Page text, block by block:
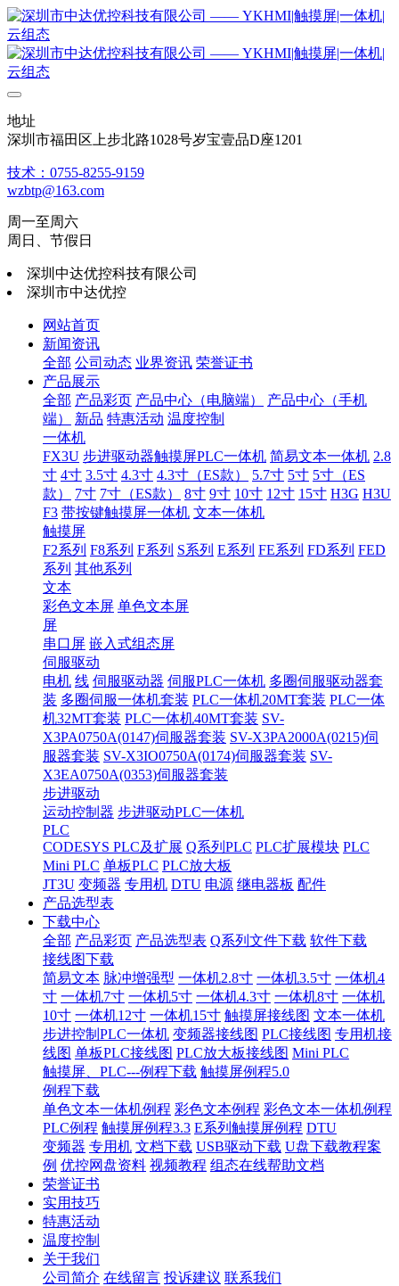
地址
深圳市福田区上步北路1028号岁宝壹品D座1201
技术：0755-8255-9159
wzbtp@163.com
周一至周六
周日、节假日
深圳中达优控科技有限公司
深圳市中达优控
网站首页
新闻资讯
全部 公司动态 业界资讯 荣誉证书
产品展示
全部 产品彩页 产品中心（电脑端）
产品中心（手机
端）
新品 特惠活动 温度控制
一体机
FX3U 步进驱动器触摸屏PLC一体机 简易文本一体机 2.8
寸 4寸 3.5寸 4.3寸 4.3寸（ES款） 5.7寸 5寸 5寸（ES
款）
7寸 7寸（ES款） 8寸 9寸 10寸 12寸 15寸 H3G H3U
F3 带按键触摸屏一体机 文本一体机
触摸屏
F2系列 F8系列 F系列 S系列 E系列 FE系列 FD系列 FED
系列 其他系列
文本
彩色文本屏 单色文本屏
屏
串口屏 嵌入式组态屏
伺服驱动
电机 线 伺服驱动器 伺服PLC一体机 多圈伺服驱动器套
装 多圈伺服一体机套装 PLC一体机20MT套装 PLC一体
机32MT套装 PLC一体机40MT套装 SV-
X3PA0750A(0147)伺服器套装 SV-X3PA2000A(0215)伺
服器套装 SV-X3IO0750A(0174)伺服器套装 SV-
X3EA0750A(0353)伺服器套装
步进驱动
运动控制器 步进驱动PLC一体机
PLC
CODESYS PLC及扩展 Q系列PLC PLC扩展模块 PLC
Mini PLC 单板PLC PLC放大板
JT3U 变频器 专用机 DTU 电源 继电器板 配件
产品选型表
下载中心
全部 产品彩页 产品选型表 Q系列文件下载 软件下载
接线图下载
简易文本 脉冲增强型 一体机2.8寸 一体机3.5寸 一体机4
寸 一体机7寸 一体机5寸 一体机4.3寸 一体机8寸 一体机
10寸 一体机12寸 一体机15寸 触摸屏接线图 文本一体机
步进控制PLC一体机 变频器接线图 PLC接线图 专用机接
线图 单板PLC接线图 PLC放大板接线图 Mini PLC
触摸屏、PLC---例程下载 触摸屏例程5.0
例程下载
单色文本一体机例程 彩色文本例程 彩色文本一体机例程
PLC例程 触摸屏例程3.3 E系列触摸屏例程 DTU
变频器 专用机 文档下载 USB驱动下载 U盘下载教程案
例 优控网盘资料 视频教程 组态在线帮助文档
荣誉证书
实用技巧
特惠活动
温度控制
关于我们
公司简介 在线留言 投诉建议 联系我们